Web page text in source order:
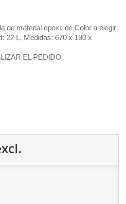
de material epoxi, de Color a elegir
22 L, Medidas: 670 x 190 x
EL PEDIDO